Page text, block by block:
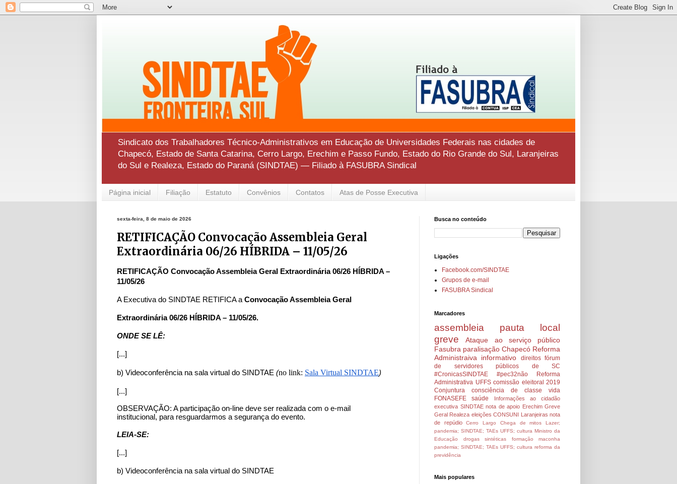
Sindicato dos Trabalhadores Técnico-Administrativos em Educação de Universidades Federais nas cidades de
Chapecó, Estado de Santa Catarina, Cerro Largo, Erechim e Passo Fundo, Estado do Rio Grande do Sul, Laranjeiras
do Sul e Realeza, Estado do Paraná (SINDTAE) — Filiado à FASUBRA Sindical
Página inicial Filiação Estatuto Convênios Contatos Atas de Posse Executiva
sexta-feira, 8 de maio de 2026
RETIFICAÇÃO Convocação Assembleia Geral
Extraordinária 06/26 HÍBRIDA – 11/05/26
RETIFICAÇÃO Convocação Assembleia Geral Extraordinária 06/26 HÍBRIDA –
11/05/26
A Executiva do SINDTAE RETIFICA a Convocação Assembleia Geral
Extraordinária 06/26 HÍBRIDA – 11/05/26.
ONDE SE LÊ:
[...]
b) Videoconferência na sala virtual do SINDTAE (no link: Sala Virtual SINDTAE)
[...]
OBSERVAÇÃO: A participação on-line deve ser realizada com o e-mail
institucional, para resguardarmos a segurança do evento.
LEIA-SE:
[...]
b) Videoconferência na sala virtual do SINDTAE
Busca no conteúdo
Ligações
Facebook.com/SINDTAE
Grupos de e-mail
FASUBRA Sindical
Marcadores
assembleia
pauta local
greve
Ataque ao serviço público
Fasubra paralisação Chapecó Reforma
Administraiva
informativo direitos fórum
de servidores públicos de SC
#CronicasSINDTAE
#pec32não
Reforma
Administrativa UFFS comissão eleitoral 2019
Conjuntura
consciência de classe
vida
FONASEFE
saúde
Informações ao cidadão
executiva SINDTAE nota de apoio Erechim Greve
Geral Realeza eleições CONSUNI Laranjeiras nota
de repúdio
Cerro Largo Chega de mitos
Lazer;
pandemia; SINDTAE; TAEs UFFS; cultura Ministro da
Educação
drogas sintéticas formação
maconha
pandemia; SINDTAE; TAEs UFFS; cultura reforma da
previdência
Mais populares